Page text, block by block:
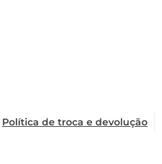
Política de troca e devolução